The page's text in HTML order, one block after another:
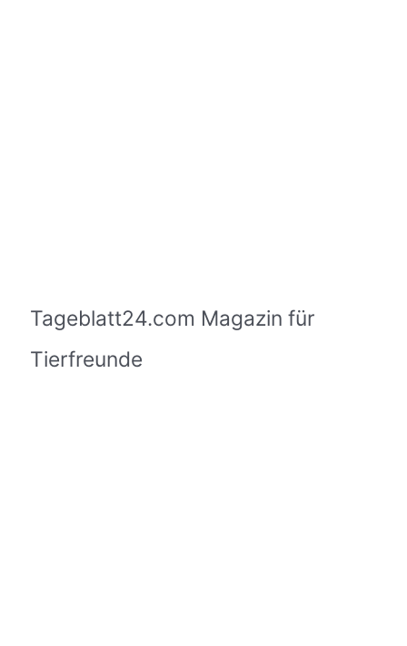
Tageblatt24.com Magazin für
Tierfreunde